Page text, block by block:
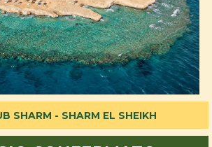
SHARM - SHARM EL SHEIKH